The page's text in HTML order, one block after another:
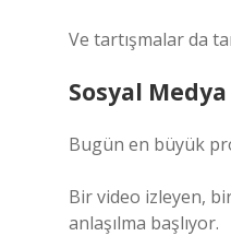
Ve tartışmalar da
Sosyal
Bugün en büyük
Bir video izleyen,
anlaşılma başlıyor.